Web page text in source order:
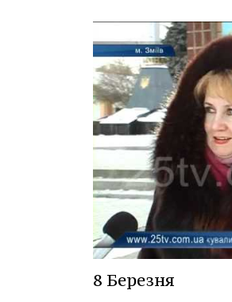
8 Березня